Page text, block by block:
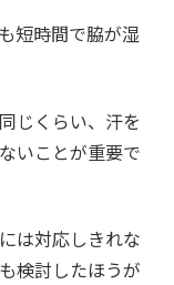
短時間で脇が湿
じくらい、汗を
いことが重要で
は対応しきれな
検討したほうが